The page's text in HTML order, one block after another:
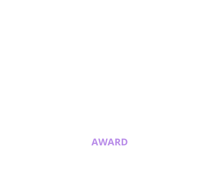
AWARD